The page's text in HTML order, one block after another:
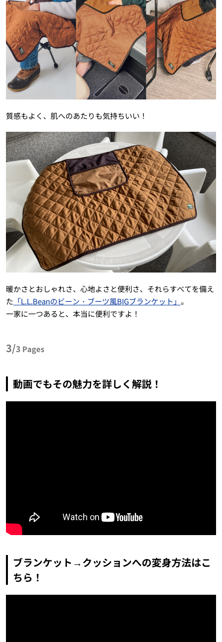
質感もよく、肌へのあたりも気持ちいい！
暖かさとおしゃれさ、心地よさと便利さ、それらすべてを備え
た 「L.L.Beanのビーン・ブーツ風BIGブランケット」 。
一家に一つあると、本当に便利ですよ！
3/3 Pages
動画でもその魅力を詳しく解説！
ブランケット→クッションへの変身方法はこ
ちら！